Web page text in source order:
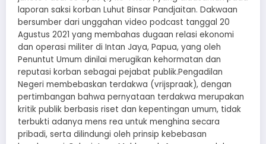
laporan saksi korban Luhut Binsar Pandjaitan. Dakwaan
bersumber dari unggahan video podcast tanggal 20
Agustus 2021 yang membahas dugaan relasi ekonomi
dan operasi militer di Intan Jaya, Papua, yang oleh
Penuntut Umum dinilai merugikan kehormatan dan
reputasi korban sebagai pejabat publik.Pengadilan
Negeri membebaskan terdakwa (vrijspraak), dengan
pertimbangan bahwa pernyataan terdakwa merupakan
kritik publik berbasis riset dan kepentingan umum, tidak
terbukti adanya mens rea untuk menghina secara
pribadi, serta dilindungi oleh prinsip kebebasan